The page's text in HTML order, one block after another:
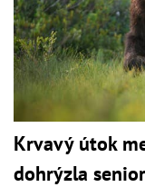
Krvavý útok
dohrýzla